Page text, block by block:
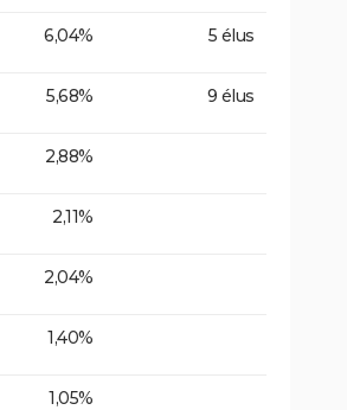
6,04% 5 élus
5,68% 9 élus
2,88%
2,11%
2,04%
1,40%
1,05%